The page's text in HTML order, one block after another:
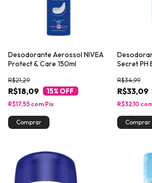
Desodorante Aerossol NIVEA
Protect & Care 150ml
R$18,09
R$21,29
15% OFF
R$17,55 com Pix
Secret PH
R$33,09
R$34,99
R$32,10